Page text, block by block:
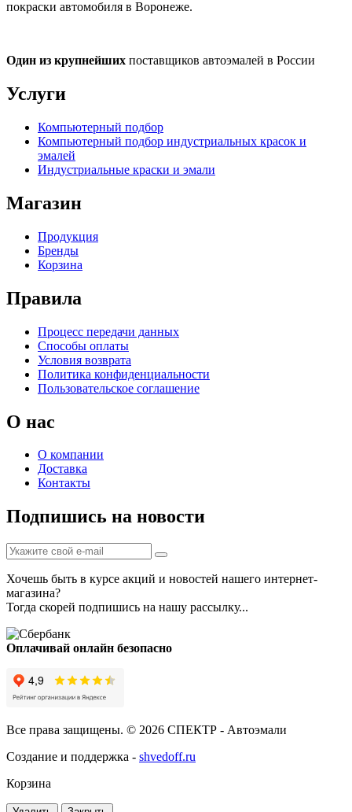
покраски автомобиля в Воронеже.
Один из крупнейших поставщиков автоэмалей в России
Услуги
Компьютерный подбор
Компьютерный подбор индустриальных красок и
эмалей
Индустриальные краски и эмали
Магазин
Продукция
Бренды
Корзина
Правила
Процесс передачи данных
Способы оплаты
Условия возврата
Политика конфиденциальности
Пользовательское соглашение
О нас
О компании
Доставка
Контакты
Подпишись на новости
Хочешь быть в курсе акций и новостей нашего интернет-
магазина?
Тогда скорей подпишись на нашу рассылку...
Оплачивай онлайн безопасно
Все права защищены. © 2026 СПЕКТР - Автоэмали
Создание и поддержка - shvedoff.ru
Корзина